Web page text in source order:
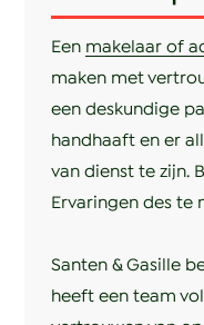
Een makelaar of
maken met
een deskundige
handhaaft en er
van dienst te zijn.
Ervaringen des te
Santen & Gasille
heeft een team